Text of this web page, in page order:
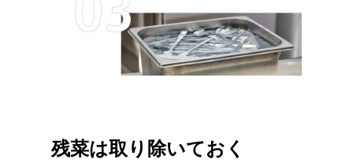
残菜は取り除いておく